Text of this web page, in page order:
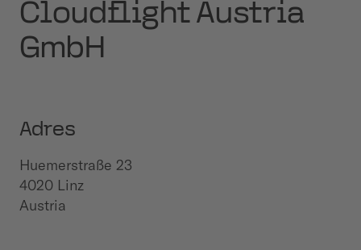
Cloudflight Austria
GmbH
Adres
Huemerstraße 23
4020 Linz
Austria